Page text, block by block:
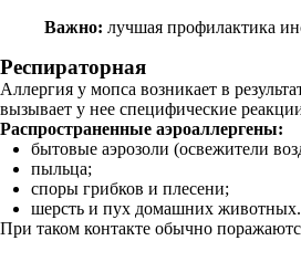
Важно: лучшая профилактика
Респираторная
Аллергия у мопса возникает в
вызывает у нее специфические
Распространенные аэроаллергены:
бытовые аэрозоли (освежители
пыльца;
споры грибков и плесени;
шерсть и пух домашних животных.
При таком контакте обычно